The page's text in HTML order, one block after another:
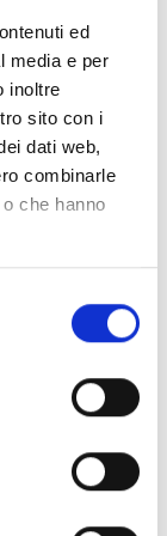
ed
media e per
inoltre
sito con i
dati web,
combinarle
che hanno
Farbe
M
mit
(Infrarot und